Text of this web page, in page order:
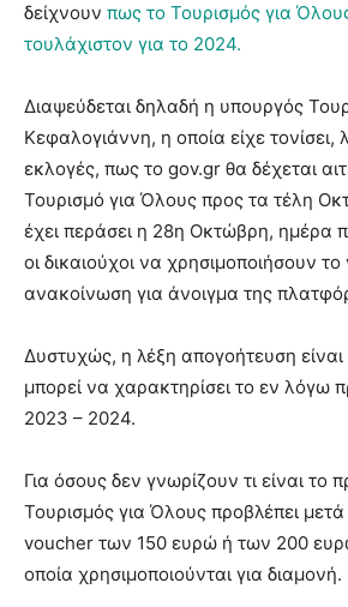
δείχνουν πως το Τουρισμός για
τουλάχιστον για το 2024.
Διαψεύδεται δηλαδή η υπουργός
Κεφαλογιάννη, η οποία είχε τονίσει,
εκλογές, πως το gov.gr θα δέχεται
Τουρισμό για Όλους προς τα τέλη
έχει περάσει η 28η Οκτώβρη, ημέρα
οι δικαιούχοι να χρησιμοποιήσουν
ανακοίνωση για άνοιγμα της
Δυστυχώς, η λέξη απογοήτευση
μπορεί να χαρακτηρίσει το εν λόγω
2023 – 2024.
Για όσους δεν γνωρίζουν τι είναι το
Τουρισμός για Όλους προβλέπει
voucher των 150 ευρώ ή των 200
οποία χρησιμοποιούνται για διαμονή.